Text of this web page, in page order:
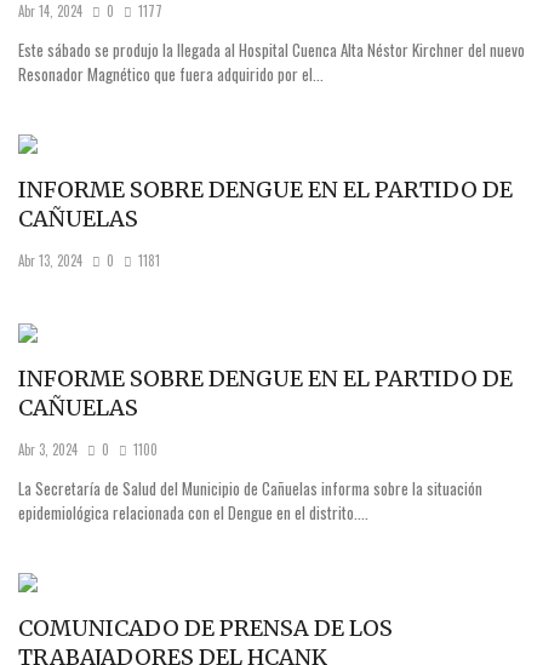
Abr 14, 2024 0 1177
Este sábado se produjo la llegada al Hospital Cuenca Alta Néstor Kirchner del nuevo
Resonador Magnético que fuera adquirido por el...
INFORME SOBRE DENGUE EN EL PARTIDO DE
CAÑUELAS
Abr 13, 2024 0 1181
INFORME SOBRE DENGUE EN EL PARTIDO DE
CAÑUELAS
Abr 3, 2024 0 1100
La Secretaría de Salud del Municipio de Cañuelas informa sobre la situación
epidemiológica relacionada con el Dengue en el distrito....
COMUNICADO DE PRENSA DE LOS
TRABAJADORES DEL HCANK